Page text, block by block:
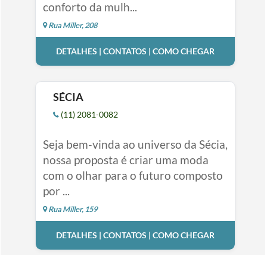
conforto da mulh...
Rua Miller, 208
DETALHES | CONTATOS | COMO CHEGAR
SÉCIA
(11) 2081-0082
Seja bem-vinda ao universo da Sécia,
nossa proposta é criar uma moda
com o olhar para o futuro composto
por ...
Rua Miller, 159
DETALHES | CONTATOS | COMO CHEGAR